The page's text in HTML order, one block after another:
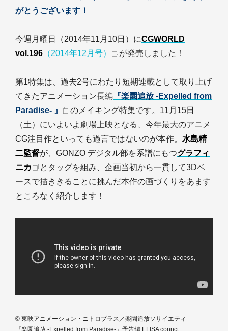
がとうございます！
今週月曜日（2014年11月10日）にCGWORLD
vol.196 （2014年12月号） が発売しました！
第1特集は、過去2号にわたり短期連載として取り上げ
てきたアニメーション長編 『楽園追放 -Expelled from
Paradise- 』
のメイキング特集です。11月15日
（土）にいよいよ劇場上映となる、今年最大のアニメ
CG注目作といっても過言ではないのが本作。 水島精
二監督が、GONZO デジタル部を系譜にもつグラフィ
ニカ
とタッグを組み、企画当初から一貫して3Dベ
ースで描ききることに挑んだ本作の画づくりをあます
ところなく紹介します！
© 東映アニメーション・ニトロプラス／楽園追放ソサイエティ
『楽園追放 -Expelled from Paradise-』予告編 ELISA connct